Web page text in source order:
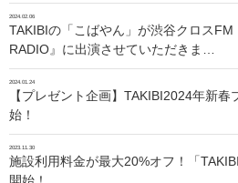
2024.02.06
TAKIBIの「こばやん」が渋谷クロス
RADIO』に出演させていただきま…
2024.01.24
【プレゼント企画】TAKIBI2024年新
始！
2023.11.30
施設利用料金が最大20%オフ！「